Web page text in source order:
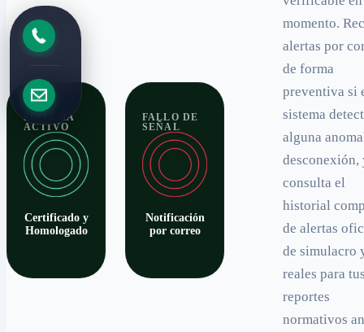
SISTEMA
ACTIVO
Certificado y
Homologado
FALLO DE
SEÑAL
Notificación
por correo
momento.
alertas por
de forma
preventiva si
sistema
alguna
desconexión,
consulta el
historial
de alertas
de simulacro
reales para
reportes
normativos